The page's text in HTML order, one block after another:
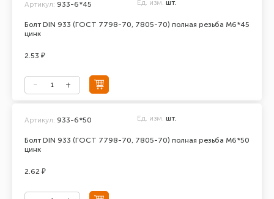
Болт DIN 933 (ГОСТ 7798-70, 7805-70) полная резьба М6*45
цинк
Артикул: 933-6*45 Ед. изм. шт.
2.53 ₽
Болт DIN 933 (ГОСТ 7798-70, 7805-70) полная резьба М6*50
цинк
Артикул: 933-6*50 Ед. изм. шт.
2.62 ₽